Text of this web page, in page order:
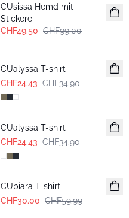
CUsissa Hemd mit
Stickerei
CHF49.50 CHF99.00
CUalyssa T-shirt
CHF24.43 CHF34.90
-30%
CUalyssa T-shirt
CHF24.43 CHF34.90
-50%
CUbiara T-shirt
CHF30.00 CHF59.99